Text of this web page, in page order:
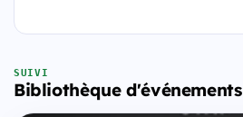
SUIVI
Bibliothèque d'événements